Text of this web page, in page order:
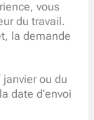
vous
du travail.
la demande
janvier ou du
date d’envoi